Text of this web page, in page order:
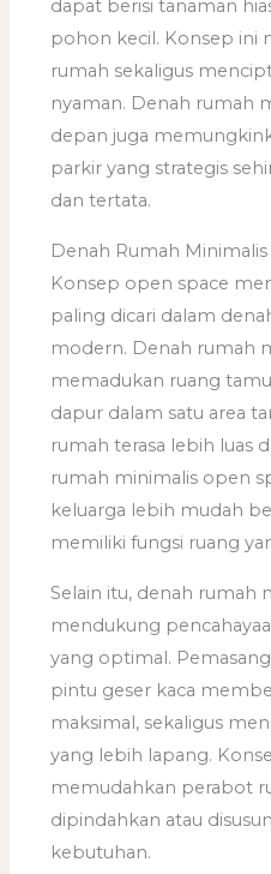
dapat berisi tanaman
pohon kecil. Konsep ini
rumah sekaligus
nyaman. Denah rumah
depan juga
parkir yang strategis
dan tertata.
Denah Rumah
Konsep open space
paling dicari dalam
modern. Denah rumah
memadukan ruang
dapur dalam satu area
rumah terasa lebih luas
rumah minimalis open
keluarga lebih mudah
memiliki fungsi ruang
Selain itu, denah rumah
mendukung
yang optimal.
pintu geser kaca
maksimal, sekaligus
yang lebih lapang.
memudahkan perabot
dipindahkan atau
kebutuhan.